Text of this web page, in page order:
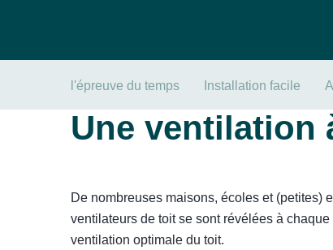
l'épreuve du temps Installation facile
Une ventilation
De nombreuses maisons, écoles et (petites)
ventilateurs de toit se sont révélées à
ventilation optimale du toit.